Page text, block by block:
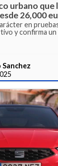
urbano que
26,000
en
y confirma